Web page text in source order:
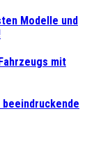
Modelle und
mit